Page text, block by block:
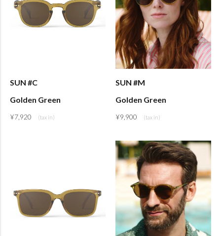
SUN #C
Golden Green
¥7,920
SUN #M
Golden Green
¥9,900